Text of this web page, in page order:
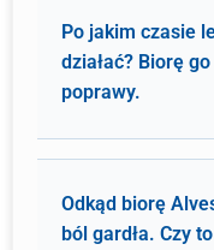
Po jakim czasie
działać? Biorę
poprawy.
Odkąd biorę
ból gardła. Czy